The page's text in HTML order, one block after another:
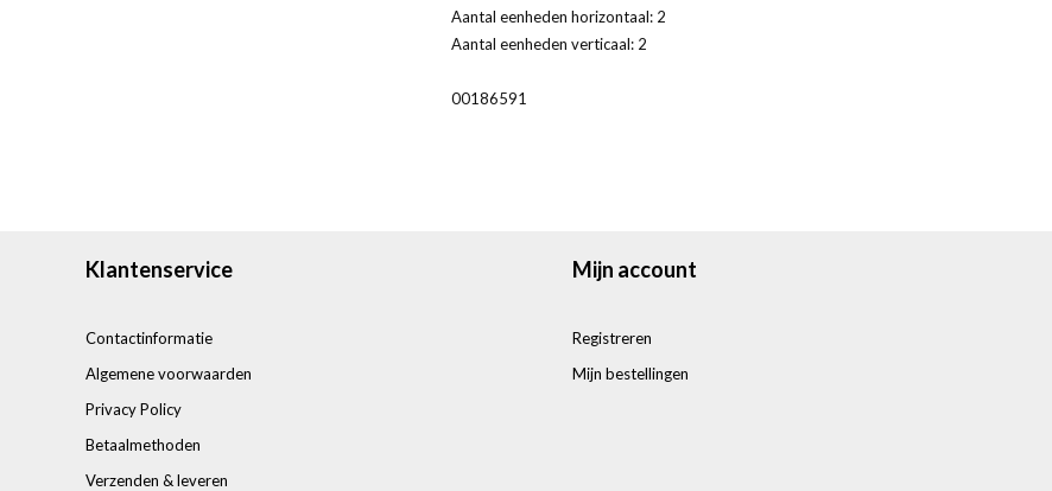
Aantal eenheden horizontaal: 2
Aantal eenheden verticaal: 2
00186591
Klantenservice
Contactinformatie
Algemene voorwaarden
Privacy Policy
Betaalmethoden
Verzenden & leveren
Mijn account
Registreren
Mijn bestellingen